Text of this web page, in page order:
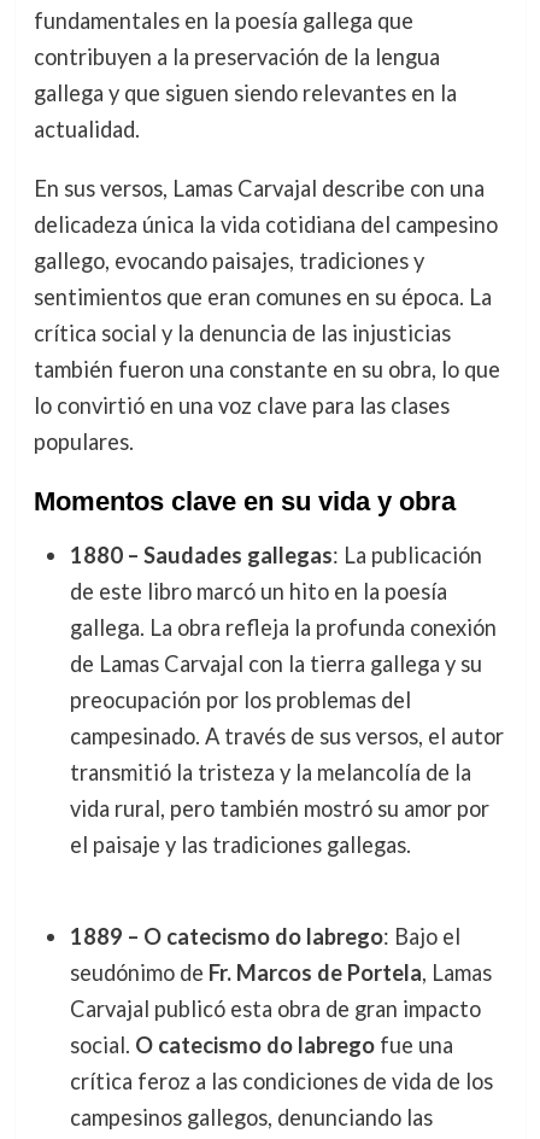
fundamentales en la poesía gallega que
contribuyen a la preservación de la lengua
gallega y que siguen siendo relevantes en la
actualidad.
En sus versos, Lamas Carvajal describe con una
delicadeza única la vida cotidiana del campesino
gallego, evocando paisajes, tradiciones y
sentimientos que eran comunes en su época. La
crítica social y la denuncia de las injusticias
también fueron una constante en su obra, lo que
lo convirtió en una voz clave para las clases
populares.
Momentos clave en su vida y obra
1880 – Saudades gallegas: La publicación
de este libro marcó un hito en la poesía
gallega. La obra refleja la profunda conexión
de Lamas Carvajal con la tierra gallega y su
preocupación por los problemas del
campesinado. A través de sus versos, el autor
transmitió la tristeza y la melancolía de la
vida rural, pero también mostró su amor por
el paisaje y las tradiciones gallegas.
1889 – O catecismo do labrego: Bajo el
seudónimo de Fr. Marcos de Portela, Lamas
Carvajal publicó esta obra de gran impacto
social. O catecismo do labregofue una
crítica feroz a las condiciones de vida de los
campesinos gallegos, denunciando las